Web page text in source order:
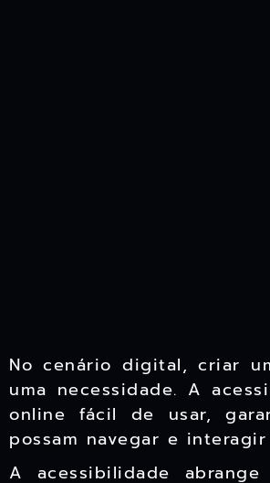
No cenário digital, criar
uma necessidade. A
online fácil de usar,
possam navegar e
A acessibilidade